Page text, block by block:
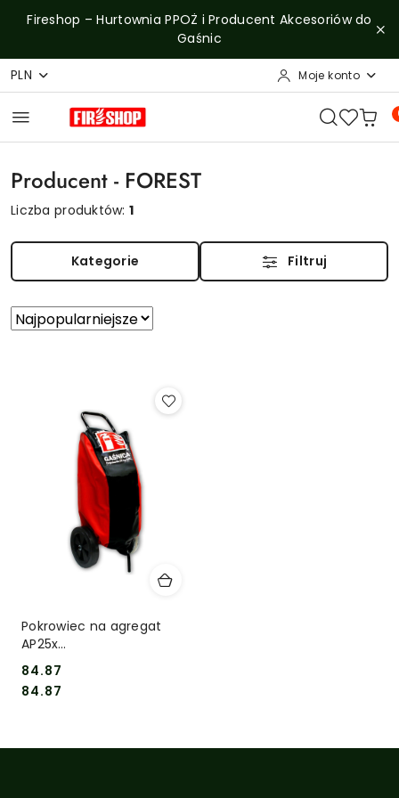
Przejdź do treści głównej
Przejdź do wyszukiwarki
Przejdź do moje konto
Przejdź do menu głównego
Przejdź do stopki
Fireshop – Hurtownia PPOŻ i Producent Akcesoriów do
Gaśnic
PLN Moje konto
Producent - FOREST
Liczba produktów:1
Kategorie Filtruj
Zastosowano
sortowanie:
Sortuj
według
Pokrowiec na agregat
AP25x
G(czarno/czerwony)
LONG
Cena:
84.87
Cena:
84.87